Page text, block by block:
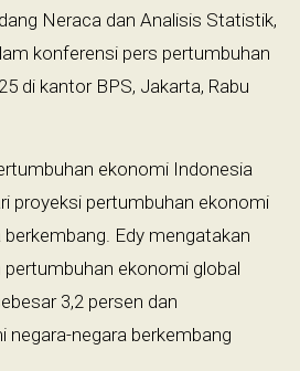
Neraca dan Analisis Statistik,
konferensi pers pertumbuhan
di kantor BPS, Jakarta, Rabu
ekonomi Indonesia
proyeksi pertumbuhan ekonomi
Edy mengatakan
ekonomi global
3,2 persen dan
negara-negara berkembang